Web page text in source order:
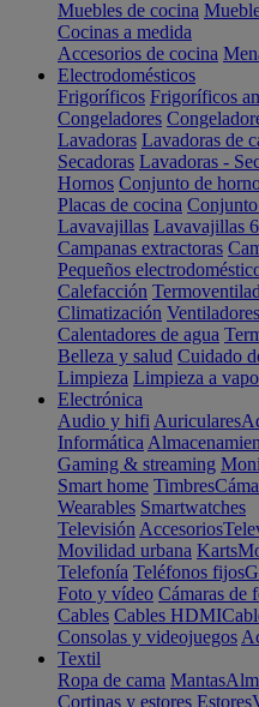
Muebles de cocina
Cocinas a medida
Accesorios de cocina
Electrodomésticos
Frigoríficos Frigoríficos
Congeladores
Lavadoras Lavadoras de
Secadoras Lavadoras -
Hornos Conjunto de
Placas de cocina
Lavavajillas Lavavajillas
Campanas extractoras
Pequeños
Calefacción
Climatización Ventiladores
Calentadores de agua
Belleza y salud Cuidado
Limpieza Limpieza a
Electrónica
Audio y hifi Auriculares
Informática
Gaming & streaming
Smart home Timbres
Wearables Smartwatches
Televisión Accesorios
Movilidad urbana Karts
Telefonía Teléfonos fijos
Foto y vídeo Cámaras de
Cables Cables HDMI
Consolas y videojuegos
Textil
Ropa de cama Mantas
Cortinas y estores Estores